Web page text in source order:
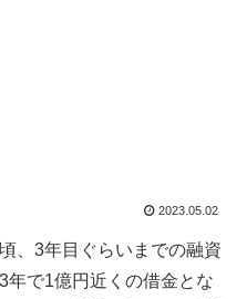
2023.05.02
、3年目ぐらいまでの融資
年で1億円近くの借金とな